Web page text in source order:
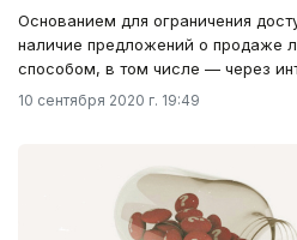
Основанием для ограничения
наличие предложений о продаже
способом, в том числе — через
10 сентября 2020 г. 19:49